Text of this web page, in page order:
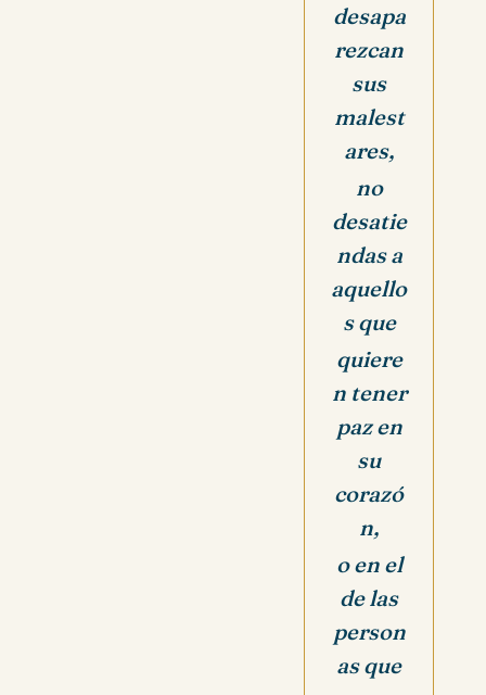
desapa
rezcan
sus
malest
ares,
no
desatie
ndas a
aquello
s que
quiere
n tener
paz en
su
corazó
n,
o en el
de las
person
as que